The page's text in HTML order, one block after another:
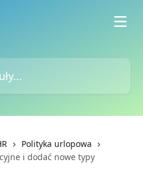
Polityka urlopowa
i dodać nowe typy